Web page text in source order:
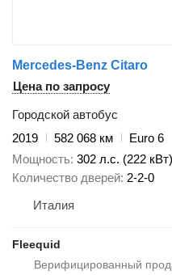
Mercedes-Benz Citaro
Цена по запросу
Городской автобус
2019
582 068 км
Euro 6
Мощность 302 л.с. (222 кВт)
Количество дверей 2-2-0
Италия
Fleequid